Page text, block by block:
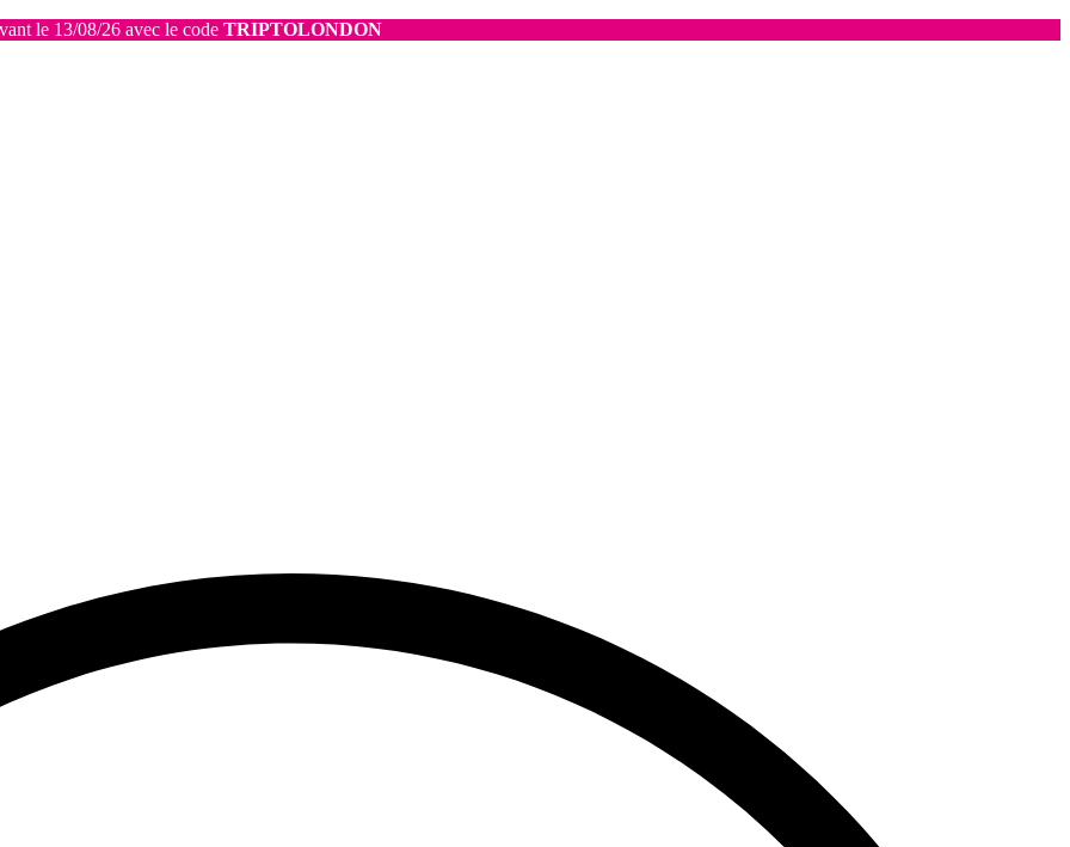
le 13/08/26 avec le code TRIPTOLONDON